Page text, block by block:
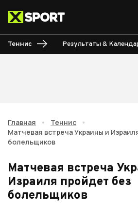
Теннис Результаты &
Главная • Теннис
•
Матчевая встреча Украины и
болельщиков
Матчевая встреча
Израиля пройдет без
болельщиков